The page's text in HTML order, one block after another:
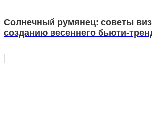
Солнечный румянец: советы
созданию весеннего бьюти-